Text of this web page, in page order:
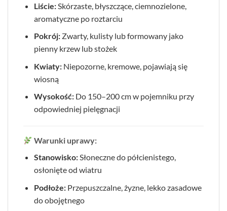
Liście:Skórzaste, błyszczące, ciemnozielone,
aromatyczne po roztarciu
Pokrój:Zwarty, kulisty lub formowany jako
pienny krzew lub stożek
Kwiaty:Niepozorne, kremowe, pojawiają się
wiosną
Wysokość:Do 150–200 cm w pojemniku przy
odpowiedniej pielęgnacji
Warunki uprawy:
Stanowisko:Słoneczne do półcienistego,
osłonięte od wiatru
Podłoże:Przepuszczalne, żyzne, lekko zasadowe
do obojętnego